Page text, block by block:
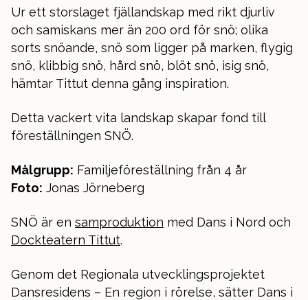
Ur ett storslaget fjällandskap med rikt djurliv
och samiskans mer än 200 ord för snö; olika
sorts snöande, snö som ligger på marken, flygig
snö, klibbig snö, hård snö, blöt snö, isig snö,
hämtar Tittut denna gång inspiration.
Detta vackert vita landskap skapar fond till
föreställningen SNÖ.
Målgrupp: Familjeföreställning från 4 år
Foto: Jonas Jörneberg
SNÖ är en samproduktion med Dans i Nord och
Dockteatern Tittut.
Genom det Regionala utvecklingsprojektet
Dansresidens – En region i rörelse, sätter Dans i